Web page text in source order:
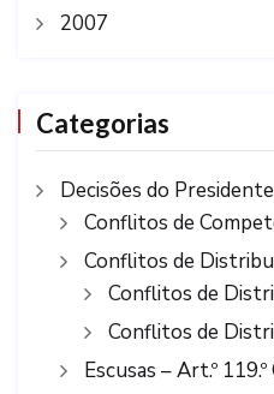
2007
Categorias
Decisões do
Conflitos de
Conflitos de
Conflitos de
Conflitos de
Escusas – Art.º 119.º